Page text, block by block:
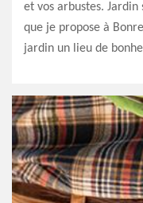
et vos arbustes.
que je propose à
jardin un lieu de